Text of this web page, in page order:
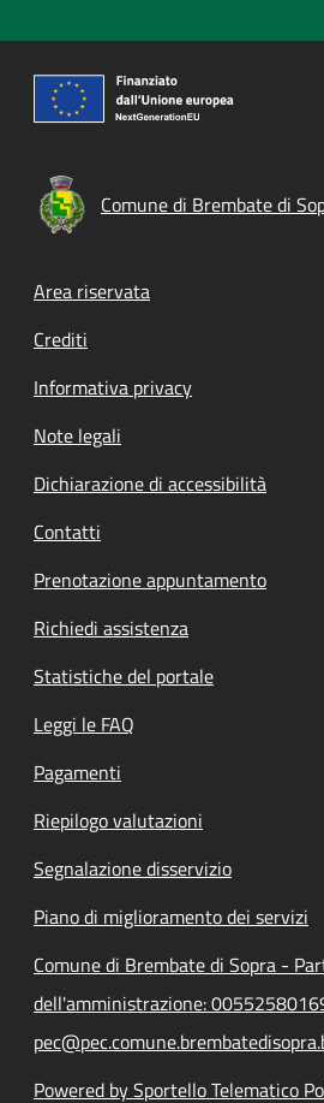
Comune di Brembate di
Footer menu
Area riservata
Crediti
Informativa privacy
Note legali
Dichiarazione di accessibilità
Contatti
Prenotazione appuntamento
Richiedi assistenza
Statistiche del portale
Leggi le FAQ
Pagamenti
Riepilogo valutazioni
Segnalazione disservizio
Piano di miglioramento dei servizi
Comune di Brembate di Sopra -
dell'amministrazione:
Powered by Sportello Telematico